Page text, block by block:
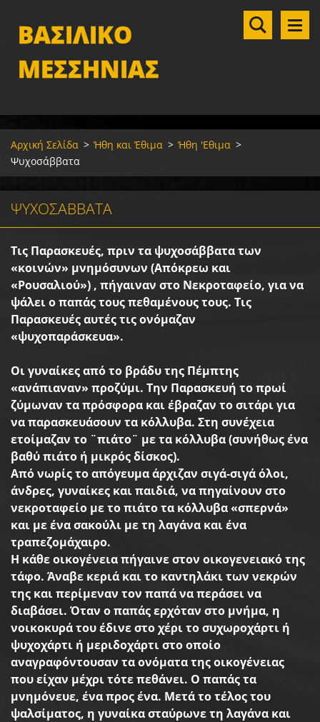
ΒΑΣΙΛΙΚΟ
ΜΕΣΣΗΝΙΑΣ
Αρχική Σελίδα > Ήθη και Έθιμα > Ήθη 'Εθιμα >
Ψυχοσάββατα
ΨΥΧΟΣΆΒΒΑΤΑ
Τις Παρασκευές, πριν τα ψυχοσάββατατων
«κοινών» μνημόσυνων (Απόκρεω και
«Ρουσαλιού») , πήγαιναν στο Νεκροταφείο, γιανα
ψάλειοπαπάςτουςπεθαμένουςτους. Τις
Παρασκευέςαυτέςτιςονόμαζαν
«ψυχοπαράσκευα».
Οιγυναίκεςαπότο βράδυτης Πέμπτης
«ανάπιαναν» προζύμι. Την Παρασκευή τοπρωί
ζύμωναν ταπρόσφορα καιέβραζαν τοσιτάριγια
ναπαρασκευάσουν τα κόλλυβα. Στη συνέχεια
ετοίμαζαν το ¨πιάτο¨ μετα κόλλυβα(συνήθωςένα
βαθύπιάτο ή μικρόςδίσκος).
Απόνωρίςτοαπόγευμαάρχιζαν σιγά-σιγάόλοι,
άνδρες, γυναίκες καιπαιδιά, ναπηγαίνουν στο
νεκροταφείο μετοπιάτοτα κόλλυβα«σπερνά»
και μεένασακούλι μετη λαγάνα καιένα
τραπεζομάχαιρο.
Η κάθεοικογένειαπήγαινεστον οικογενειακότης
τάφο. Άναβε κεριά καιτο καντηλάκιτων νεκρών
της καιπερίμεναν τον παπάναπεράσεινα
διαβάσει. Όταν οπαπάςερχόταν στο μνήμα, η
νοικοκυράτουέδινεστοχέριτοσυχωροχάρτι ή
ψυχοχάρτι ή μεριδοχάρτιστοοποίο
αναγραφόντουσαν ταονόματατηςοικογένειας
πουείχαν μέχριτότεπεθάνει. Ο παπάςτα
μνημόνευε, έναπροςένα. Μετάτοτέλοςτου
ψαλσίματος, η γυναίκασταύρωνετη λαγάνα και